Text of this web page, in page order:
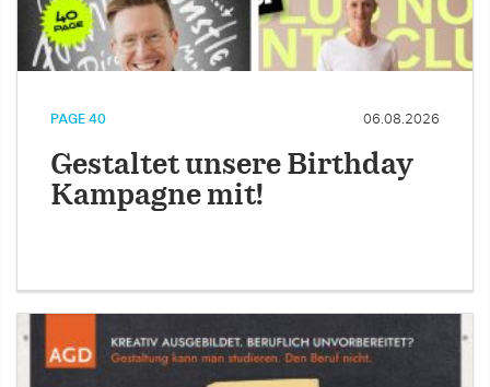
PAGE 40 06.08.2026
Gestaltet unsere Birthday
Kampagne mit!